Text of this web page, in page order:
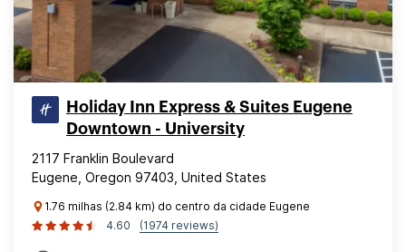
Holiday Inn Express & Suites Eugene
Downtown - University
2117 Franklin Boulevard
Eugene, Oregon 97403, United States
1.76 milhas (2.84 km) do centro da cidade Eugene
4.60
(1974 reviews)